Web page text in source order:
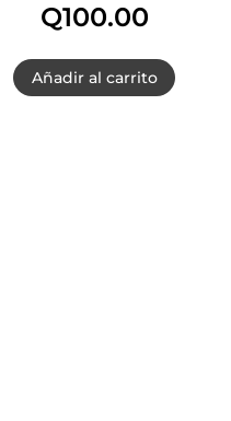
Q100.00
Añadir al carrito